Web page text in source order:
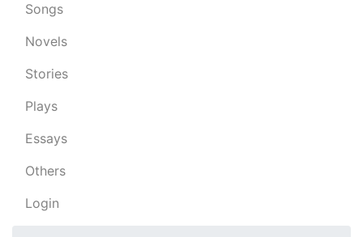
Songs
Novels
Stories
Plays
Essays
Others
Login